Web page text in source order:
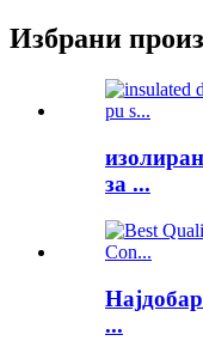
Избрани
за ...
...